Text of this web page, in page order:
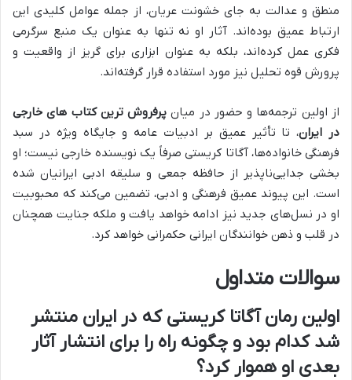
منطق و عدالت به جای خشونت عریان، از جمله عوامل کلیدی این
ارتباط عمیق بوده‌اند. آثار او نه تنها به عنوان یک منبع سرگرمی
فکری عمل کرده‌اند، بلکه به عنوان ابزاری برای گریز از واقعیت و
پرورش قوه تحلیل نیز مورد استفاده قرار گرفته‌اند.
از اولین ترجمه‌ها و حضور در میان پرفروش ترین کتاب های خارجی
در ایران، تا تأثیر عمیق بر ادبیات عامه و جایگاه ویژه در سبد
فرهنگی خانواده‌ها، آگاتا کریستی صرفاً یک نویسنده خارجی نیست؛ او
بخشی جدایی‌ناپذیر از حافظه جمعی و سلیقه ادبی ایرانیان شده
است. این پیوند عمیق فرهنگی و ادبی، تضمین می‌کند که محبوبیت
او در نسل‌های جدید نیز ادامه خواهد یافت و ملکه جنایت همچنان
در قلب و ذهن خوانندگان ایرانی حکمرانی خواهد کرد.
سوالات متداول
اولین رمان آگاتا کریستی که در ایران منتشر
شد کدام بود و چگونه راه را برای انتشار آثار
بعدی او هموار کرد؟